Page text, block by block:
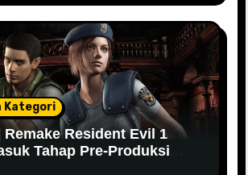
Kategori
Remake Resident Evil 1
Tahap Pre-Produksi